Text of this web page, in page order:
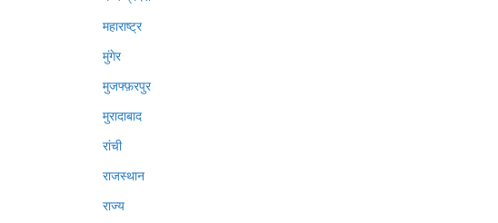
महाराष्ट्र
मुंगेर
मुजफ्फ़रपुर
मुरादाबाद
रांची
राजस्थान
राज्य